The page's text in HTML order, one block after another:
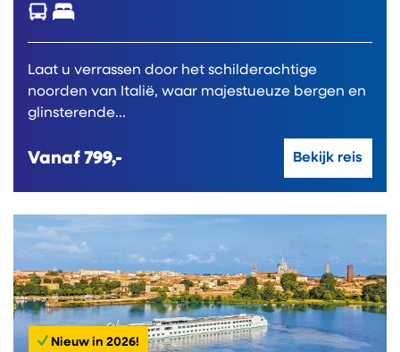
Laat u verrassen door het schilderachtige
noorden van Italië, waar majestueuze bergen en
glinsterende...
Vanaf 799,- Bekijk reis
Nieuw in 2026!